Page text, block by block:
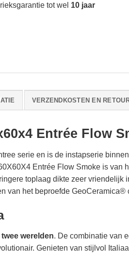
tot wel 10 jaar
VERZENDKOSTEN EN
Entrée Flow
serie en is de instapserie
Entrée Flow Smoke is van
toplaag dikte zeer vriendelijk
van het beproefde GeoCeramica®
werelden. De combinatie van
Genieten van stijlvol